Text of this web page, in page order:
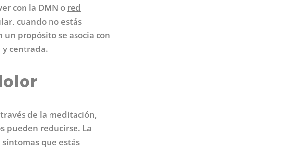
con la DMN o red
cuando no estás
un propósito se asocia con
centrada.
de la meditación,
pueden reducirse. La
que estás